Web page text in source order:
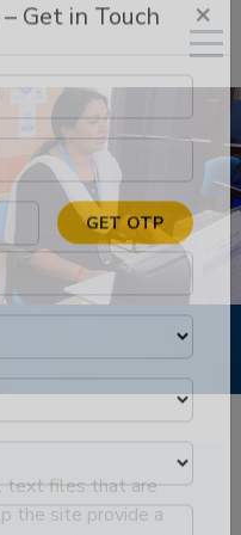
text files that are
the site provide a
Get in Touch ×
GET OTP